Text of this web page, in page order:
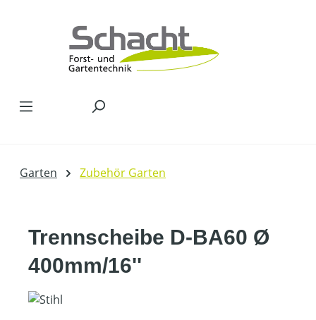
Garten Zubehör Garten
Trennscheibe D-BA60 Ø
400mm/16''